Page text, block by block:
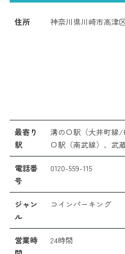
住所 神奈川県川崎市高津
最寄り
駅
溝の口駅（大井町線/
口駅（南武線）、武
電話番
号
0120-559-115
ジャン
ル
コインパーキング
営業時
24時間